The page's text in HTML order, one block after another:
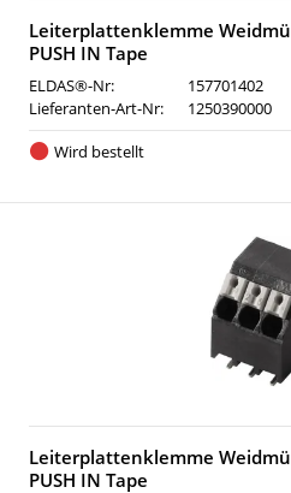
Leiterplattenklemme
PUSH IN Tape
ELDAS®-Nr:
157701402
Lieferanten-Art-Nr:
1250390000
Wird bestellt
Leiterplattenklemme
PUSH IN Tape